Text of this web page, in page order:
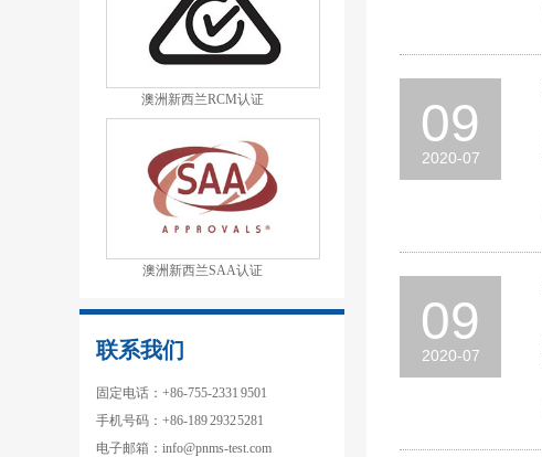
澳洲新西兰RCM认证
澳洲新西兰SAA认证
联系我们
固定电话：+86-755-2331 9501
手机号码：+86-189 2932 5281
电子邮箱：info@pnms-test.com
09
2020-07
09
2020-07